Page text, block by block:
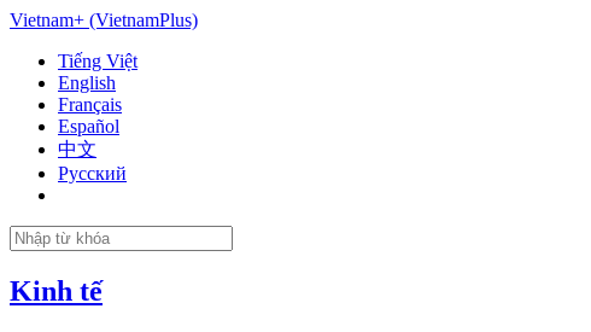
Vietnam+ (VietnamPlus)
Tiếng Việt
English
Français
Español
中文
Русский
Kinh tế